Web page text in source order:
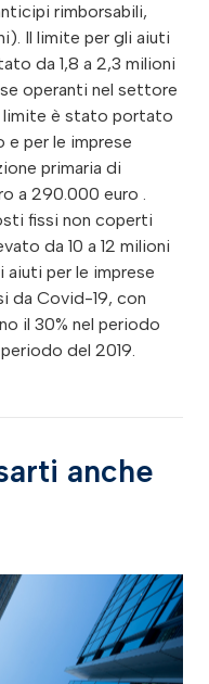
rimborsabili,
Il limite per gli aiuti
da 1,8 a 2,3 milioni
operanti nel settore
limite è stato portato
per le imprese
primaria di
a 290.000 euro .
fissi non coperti
da 10 a 12 milioni
aiuti per le imprese
da Covid-19, con
il 30% nel periodo
del 2019.
anche